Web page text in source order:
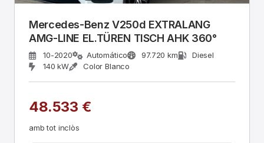
Mercedes-Benz V250d EXTRALANG
AMG-LINE EL.TÜREN TISCH AHK 360°
10-2020 Automático 97.720 km
Diesel
140 kW
Color Blanco
48.533 €
amb tot inclòs